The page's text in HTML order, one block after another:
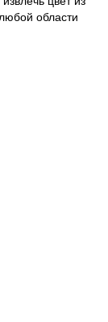
области